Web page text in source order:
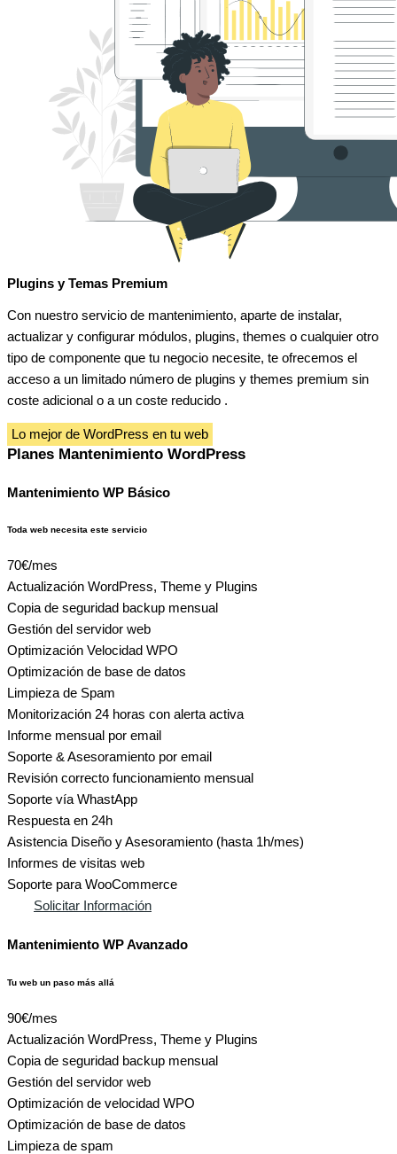
Plugins y Temas Premium
Con nuestro servicio de mantenimiento, aparte de instalar,
actualizar y configurar módulos, plugins, themes o cualquier otro
tipo de componente que tu negocio necesite, te ofrecemos el
acceso a un limitado número de plugins y themes premium sin
coste adicional o a un coste reducido .
Lo mejor de WordPress en tu web
Planes Mantenimiento WordPress
Mantenimiento WP Básico
Toda web necesita este servicio
70€/mes
Actualización WordPress, Theme y Plugins
Copia de seguridad backup mensual
Gestión del servidor web
Optimización Velocidad WPO
Optimización de base de datos
Limpieza de Spam
Monitorización 24 horas con alerta activa
Informe mensual por email
Soporte & Asesoramiento por email
Revisión correcto funcionamiento mensual
Soporte vía WhastApp
Respuesta en 24h
Asistencia Diseño y Asesoramiento (hasta 1h/mes)
Informes de visitas web
Soporte para WooCommerce
Solicitar Información
Mantenimiento WP Avanzado
Tu web un paso más allá
90€/mes
Actualización WordPress, Theme y Plugins
Copia de seguridad backup mensual
Gestión del servidor web
Optimización de velocidad WPO
Optimización de base de datos
Limpieza de spam